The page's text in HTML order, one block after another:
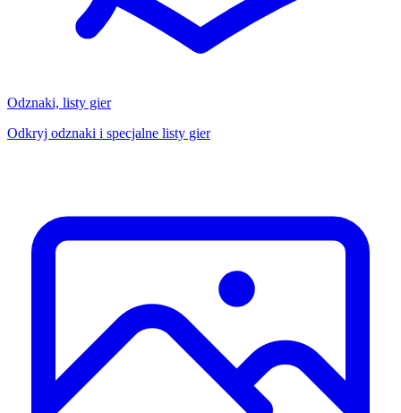
Odznaki, listy gier
Odkryj odznaki i specjalne listy gier